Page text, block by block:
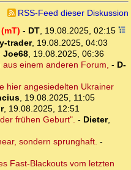
RSS-Feed dieser Diskussion
- DT, 19.08.2025, 02:15
trader, 19.08.2025, 04:03
Joe68, 19.08.2025, 06:36
einem anderen Forum, - D-
hier angesiedelten Ukrainer
, 19.08.2025, 11:05
, 19.08.2025, 12:51
frühen Geburt". - Dieter,
sondern sprunghaft. -
Fast-Blackouts vom letzten